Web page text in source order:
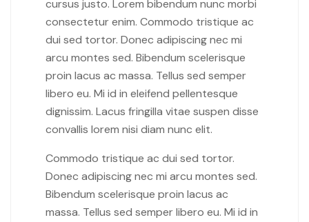
cursus justo. Lorem bibendum nunc morbi
consectetur enim. Commodo tristique ac
dui sed tortor. Donec adipiscing nec mi
arcu montes sed. Bibendum scelerisque
proin lacus ac massa. Tellus sed semper
libero eu. Mi id in eleifend pellentesque
dignissim. Lacus fringilla vitae suspen disse
convallis lorem nisi diam nunc elit.
Commodo tristique ac dui sed tortor.
Donec adipiscing nec mi arcu montes sed.
Bibendum scelerisque proin lacus ac
massa. Tellus sed semper libero eu. Mi id in